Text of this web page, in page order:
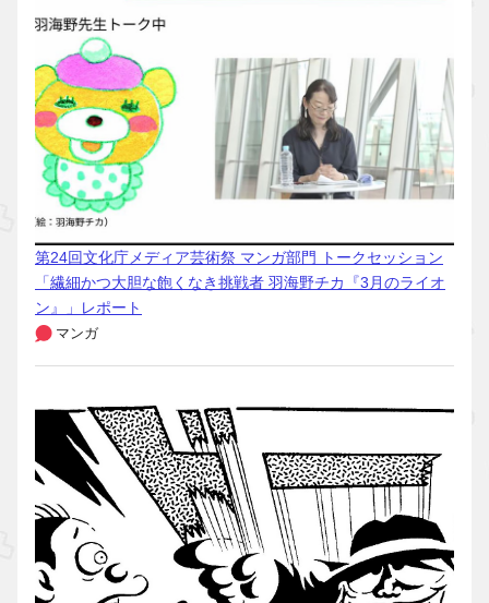
第24回文化庁メディア芸術祭 マンガ部門 トークセッション
「繊細かつ大胆な飽くなき挑戦者 羽海野チカ『3月のライオ
ン』」レポート
マンガ